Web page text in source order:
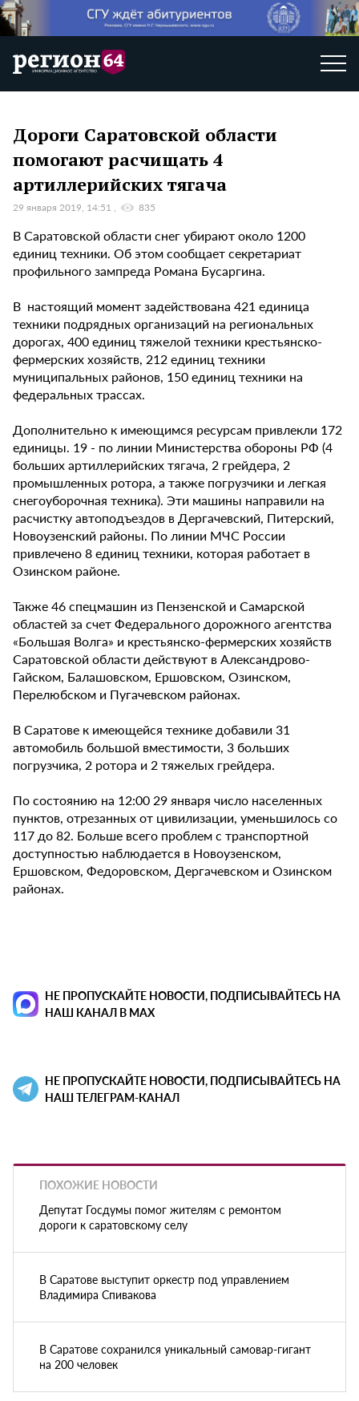
Дороги Саратовской области
помогают расчищать 4
артиллерийских тягача
29 января 2019, 14:51 835
В Саратовской области снег убирают около 1200
единиц техники. Об этом сообщает секретариат
профильного зампреда Романа Бусаргина.
В настоящий момент задействована 421 единица
техники подрядных организаций на региональных
дорогах, 400 единиц тяжелой техники крестьянско-
фермерских хозяйств, 212 единиц техники
муниципальных районов, 150 единиц техники на
федеральных трассах.
Дополнительно к имеющимся ресурсам привлекли 172
единицы. 19 - по линии Министерства обороны РФ (4
больших артиллерийских тягача, 2 грейдера, 2
промышленных ротора, а также погрузчики и легкая
снегоуборочная техника). Эти машины направили на
расчистку автоподъездов в Дергачевский, Питерский,
Новоузенский районы. По линии МЧС России
привлечено 8 единиц техники, которая работает в
Озинском районе.
Также 46 спецмашин из Пензенской и Самарской
областей за счет Федерального дорожного агентства
«Большая Волга» и крестьянско-фермерских хозяйств
Саратовской области действуют в Александрово-
Гайском, Балашовском, Ершовском, Озинском,
Перелюбском и Пугачевском районах.
В Саратове к имеющейся технике добавили 31
автомобиль большой вместимости, 3 больших
погрузчика, 2 ротора и 2 тяжелых грейдера.
По состоянию на 12:00 29 января число населенных
пунктов, отрезанных от цивилизации, уменьшилось со
117 до 82. Больше всего проблем с транспортной
доступностью наблюдается в Новоузенском,
Ершовском, Федоровском, Дергачевском и Озинском
районах.
НЕ ПРОПУСКАЙТЕ НОВОСТИ, ПОДПИСЫВАЙТЕСЬ НА
НАШ КАНАЛ В MAX
НЕ ПРОПУСКАЙТЕ НОВОСТИ, ПОДПИСЫВАЙТЕСЬ НА
НАШ ТЕЛЕГРАМ-КАНАЛ
ПОХОЖИЕ НОВОСТИ
Депутат Госдумы помог жителям с ремонтом
дороги к саратовскому селу
В Саратове выступит оркестр под управлением
Владимира Спивакова
В Саратове сохранился уникальный самовар-гигант
на 200 человек